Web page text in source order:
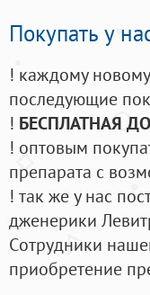
Покупать у
! каждому
последующие
! БЕСПЛАТНАЯ
! оптовым
препарата с
! так же у нас
дженерики
Cотрудники
приобретение